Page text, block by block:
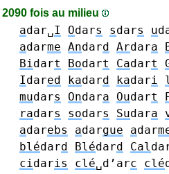
2090 fois au milieu
adar␣I Odars sdars u
adarme Andard Ardara
Bidart Bodart Cadart
Idared kadard kadari
mudars Ondara Oudart
radars sodars Sudara
adarebs adargue adar
blédard Blédard Cal
cidaris clé␣d’arc clé